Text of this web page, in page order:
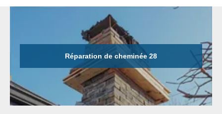
Réparation de cheminée 28